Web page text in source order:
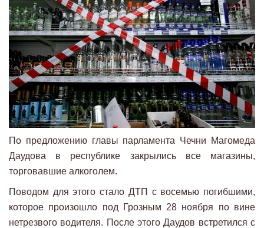
По предложению главы парламента Чечни Магомеда
Даудова в республике закрылись все магазины,
торговавшие алкоголем.
Поводом для этого стало ДТП с восемью погибшими,
которое произошло под Грозным 28 ноября по вине
нетрезвого водителя. После этого Даудов встретился с